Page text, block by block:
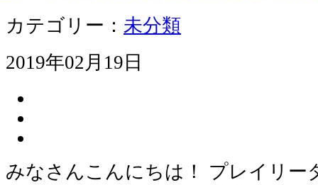
カテゴリー： 未分類
2019年02月19日
みなさんこんにちは！ プレイリー